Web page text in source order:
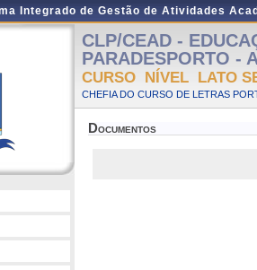
Integrado de Gestão de Atividades
CLP/CEAD -
PARADESPORTO -
CURSO NÍVEL LATO
CHEFIA DO CURSO DE LETRAS
Documentos